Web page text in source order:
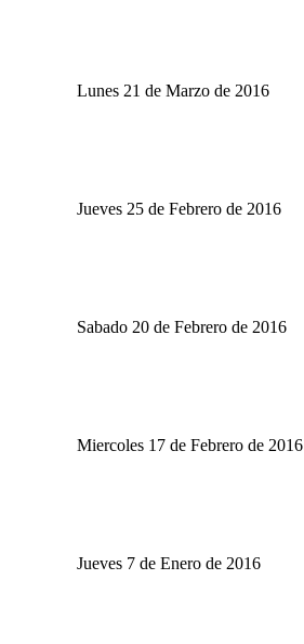
Lunes 21 de Marzo de 2016
Jueves 25 de Febrero de 2016
Sabado 20 de Febrero de 2016
Miercoles 17 de Febrero de 2016
Jueves 7 de Enero de 2016